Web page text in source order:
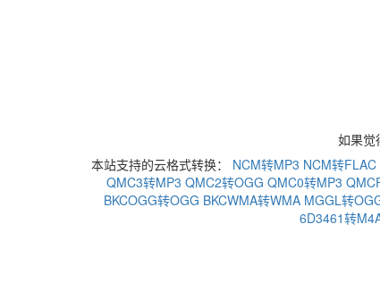
如果觉
本站支持的云格式转换：
NCM转MP3 NCM转FLAC
QMC3转MP3 QMC2转OGG QMC0转MP3
BKCOGG转OGG BKCWMA转WMA MGGL转
6D3461转